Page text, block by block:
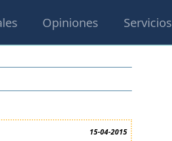
Opiniones Servicios
15-04-2015